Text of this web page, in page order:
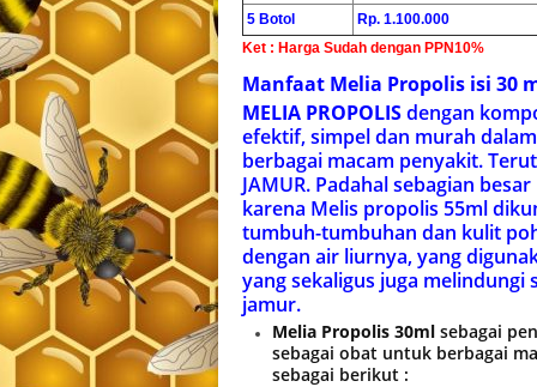
5 Botol
Rp. 1.100.000
Ket : Harga Sudah dengan PPN10%
Manfaat Melia Propolis isi 30
MELIA PROPOLISdengan
efektif, simpel dan murah
berbagai macam penyakit.
JAMUR. Padahal sebagian besar
karena Melis propolis 55ml
tumbuh-tumbuhan dan kulit
dengan air liurnya, yang
yang sekaligus juga
jamur.
Melia Propolis 30ml sebagai
sebagai obat untuk berbagai
sebagai berikut :